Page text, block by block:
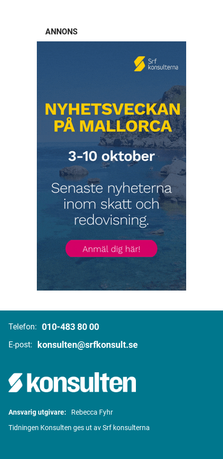
ANNONS
Telefon: 010-483 80 00
E-post: konsulten@srfkonsult.se
Ansvarig utgivare:
Rebecca Fyhr
Tidningen Konsulten ges ut av Srf konsulterna